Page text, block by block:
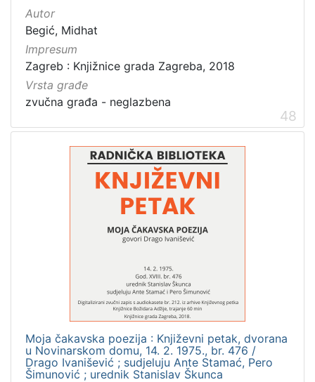
Autor
Begić, Midhat
Impresum
Zagreb : Knjižnice grada Zagreba, 2018
Vrsta građe
zvučna građa - neglazbena
48
Moja čakavska poezija : Književni petak, dvorana
u Novinarskom domu, 14. 2. 1975., br. 476 /
Drago Ivanišević ; sudjeluju Ante Stamać, Pero
Šimunović ; urednik Stanislav Škunca